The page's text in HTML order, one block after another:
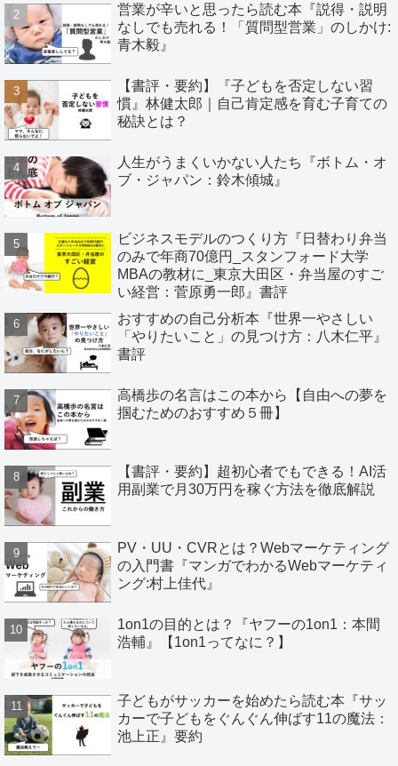
営業が辛いと思ったら読む本『説得・説明
なしでも売れる！「質問型営業」のしかけ:
青木毅』
【書評・要約】『子どもを否定しない習
慣』林健太郎｜自己肯定感を育む子育ての
秘訣とは？
人生がうまくいかない人たち『ボトム・オ
ブ・ジャパン：鈴木傾城』
ビジネスモデルのつくり方『日替わり弁当
のみで年商70億円_スタンフォード大学
MBAの教材に_東京大田区・弁当屋のすご
い経営：菅原勇一郎』書評
おすすめの自己分析本『世界一やさしい
「やりたいこと」の見つけ方：八木仁平』
書評
高橋歩の名言はこの本から【自由への夢を
掴むためのおすすめ５冊】
【書評・要約】超初心者でもできる！AI活
用副業で月30万円を稼ぐ方法を徹底解説
PV・UU・CVRとは？Webマーケティング
の入門書『マンガでわかるWebマーケティ
ング:村上佳代』
1on1の目的とは？『ヤフーの1on1：本間
浩輔』【1on1ってなに？】
子どもがサッカーを始めたら読む本『サッ
カーで子どもをぐんぐん伸ばす11の魔法：
池上正』要約